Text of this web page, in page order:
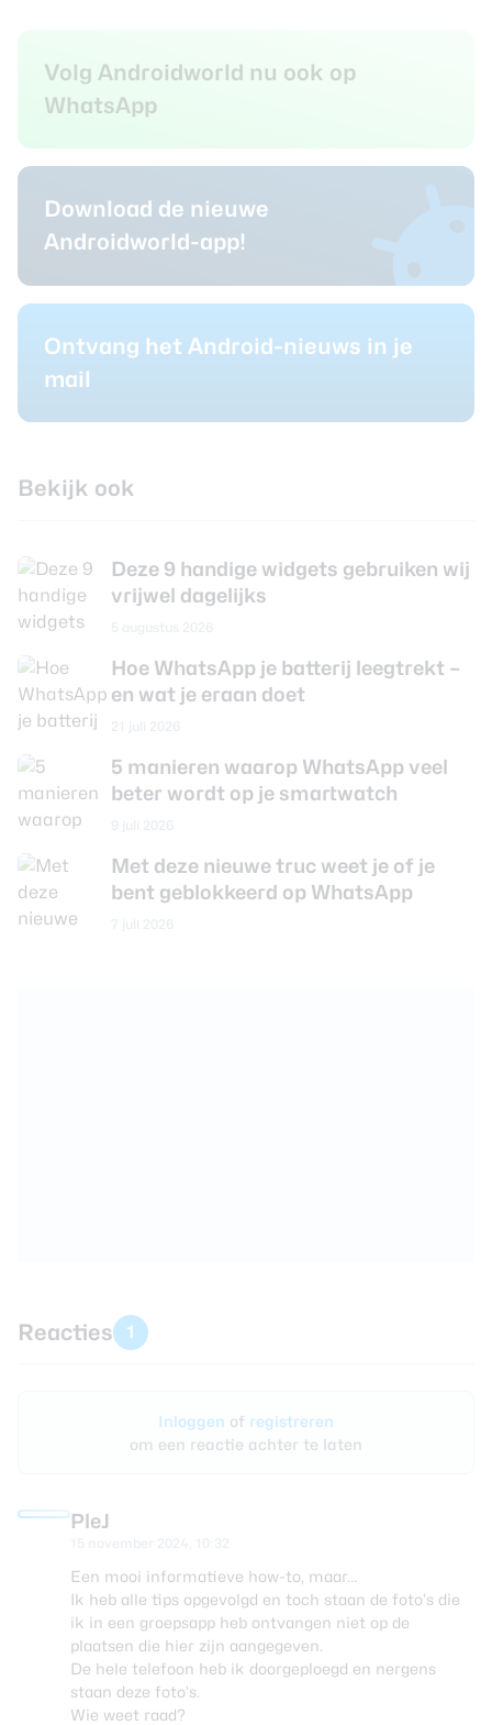
Volg Androidworld nu ook op
WhatsApp
Download de nieuwe
Androidworld-app!
Ontvang het Android-nieuws in je
mail
Bekijk ook
Deze 9 handige widgets gebruiken wij
vrijwel dagelijks
Hoe WhatsApp je batterij leegtrekt –
en wat je eraan doet
5 manieren waarop WhatsApp veel
beter wordt op je smartwatch
Met deze nieuwe truc weet je of je
bent geblokkeerd op WhatsApp
Reacties 1
Inloggen of registreren
om een reactie achter te laten
PleJ
Een mooi informatieve how-to, maar…
Ik heb alle tips opgevolgd en toch staan de foto’s die
ik in een groepsapp heb ontvangen niet op de
plaatsen die hier zijn aangegeven.
De hele telefoon heb ik doorgeploegd en nergens
staan deze foto’s.
Wie weet raad?